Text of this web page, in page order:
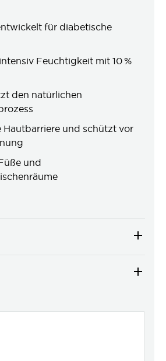
für diabetische
Feuchtigkeit mit 10 %
den natürlichen
Hautbarriere und schützt vor
und